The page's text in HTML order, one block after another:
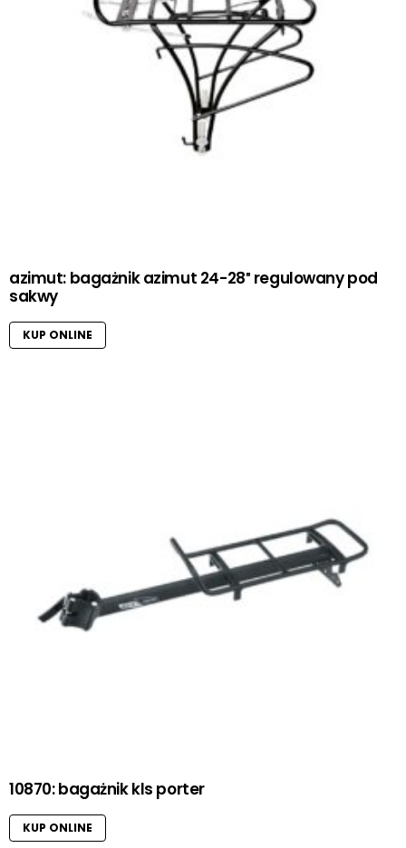
azimut: bagażnik azimut 24-28″ regulowany pod
sakwy
KUP ONLINE
10870: bagażnik kls porter
KUP ONLINE